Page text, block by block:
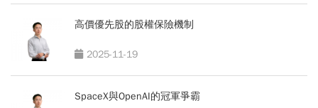
高價優先股的股權保險機制
2025-11-19
SpaceX與OpenAI的冠軍爭霸